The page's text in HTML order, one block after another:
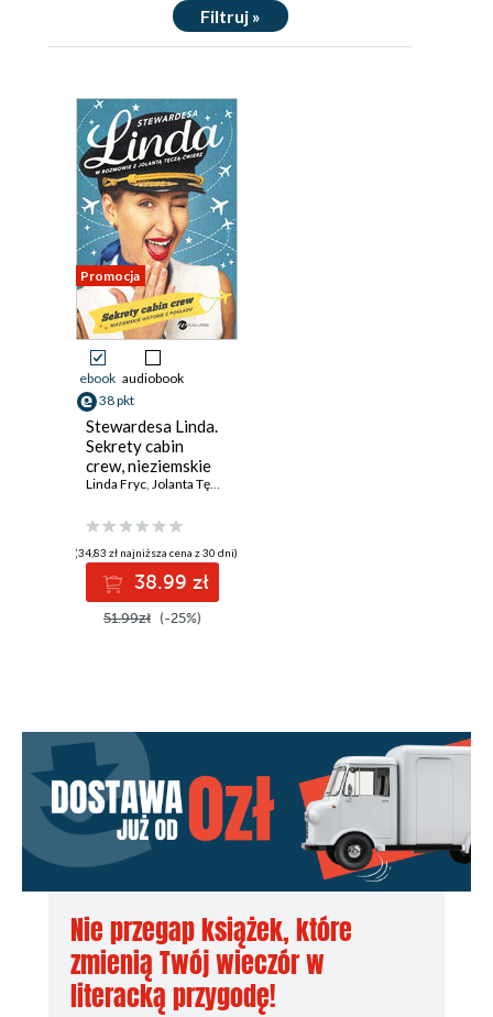
Filtruj »
Promocja
ebook audiobook
38 pkt
Stewardesa Linda.
Sekrety cabin
crew, nieziemskie
historie z pokładu
Linda Fryc, Jolanta Tęcza-Ćwierz
(34,83 zł najniższa cena z 30 dni)
38.99 zł
51.99zł (-25%)
Nie przegap książek, które
zmienią Twój wieczór w
literacką przygodę!